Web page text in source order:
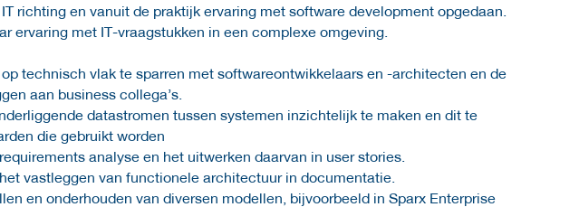
richting en vanuit de praktijk ervaring met software development opgedaan.
ervaring met IT-vraagstukken in een complexe omgeving.
technisch vlak te sparren met softwareontwikkelaars en -architecten en de
aan business collega’s.
datastromen tussen systemen inzichtelijk te maken en dit te
die gebruikt worden
analyse en het uitwerken daarvan in user stories.
vastleggen van functionele architectuur in documentatie.
en onderhouden van diversen modellen, bijvoorbeeld in Sparx Enterprise